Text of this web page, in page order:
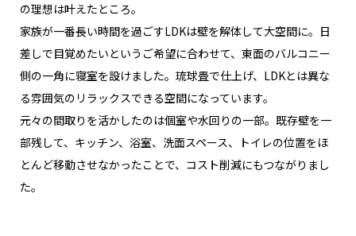
の理想は叶えたところ。
家族が一番長い時間を過ごすLDKは壁を解体して大空間に。日
差しで目覚めたいというご希望に合わせて、東面のバルコニー
側の一角に寝室を設けました。琉球畳で仕上げ、LDKとは異な
る雰囲気のリラックスできる空間になっています。
元々の間取りを活かしたのは個室や水回りの一部。既存壁を一
部残して、キッチン、浴室、洗面スペース、トイレの位置をほ
とんど移動させなかったことで、コスト削減にもつながりまし
た。